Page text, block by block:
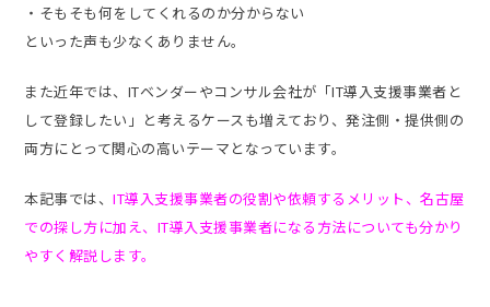
・そもそも何をしてくれるのか分からない
といった声も少なくありません。
また近年では、ITベンダーやコンサル会社が「IT導入支援事業者と
して登録したい」と考えるケースも増えており、発注側・提供側の
両方にとって関心の高いテーマとなっています。
本記事では、IT導入支援事業者の役割や依頼するメリット、名古屋
での探し方に加え、IT導入支援事業者になる方法についても分かり
やすく解説します。